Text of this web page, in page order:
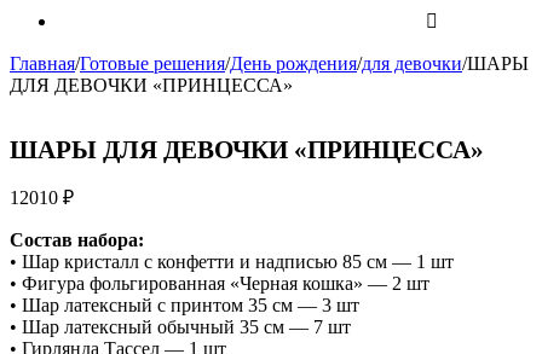
Главная/Готовые решения/День рождения/для девочки/ШАРЫ
ДЛЯ ДЕВОЧКИ «ПРИНЦЕССА»
ШАРЫ ДЛЯ ДЕВОЧКИ «ПРИНЦЕССА»
12010 ₽
Состав набора:
• Шар кристалл с конфетти и надписью 85 см — 1 шт
• Фигура фольгированная «Черная кошка» — 2 шт
• Шар латексный с принтом 35 см — 3 шт
• Шар латексный обычный 35 см — 7 шт
• Гирлянда Тассел — 1 шт